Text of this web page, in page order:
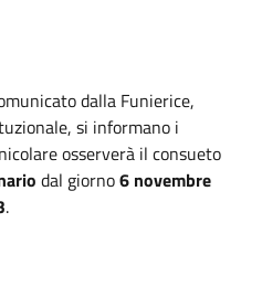
dalla Funierice,
si informano i
osserverà il consueto
dal giorno6 novembre
.